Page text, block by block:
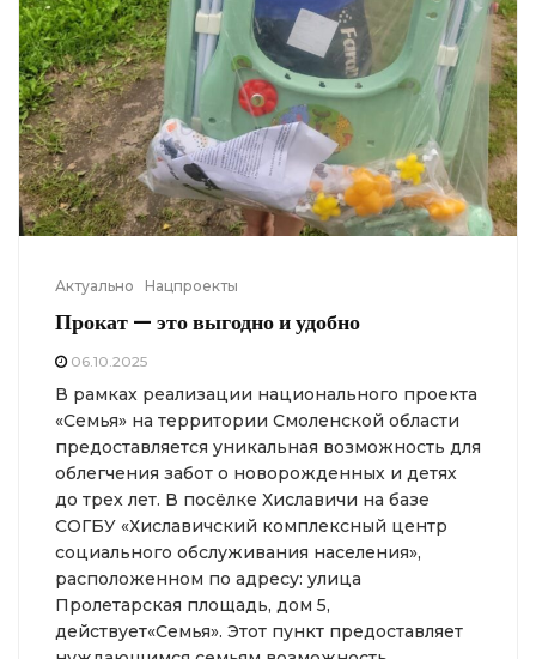
Актуально Нацпроекты
Прокат — это выгодно и удобно
06.10.2025
В рамках реализации национального проекта
«Семья» на территории Смоленской области
предоставляется уникальная возможность для
облегчения забот о новорожденных и детях
до трех лет. В посёлке Хиславичи на базе
СОГБУ «Хиславичский комплексный центр
социального обслуживания населения»,
расположенном по адресу: улица
Пролетарская площадь, дом 5,
действует«Семья». Этот пункт предоставляет